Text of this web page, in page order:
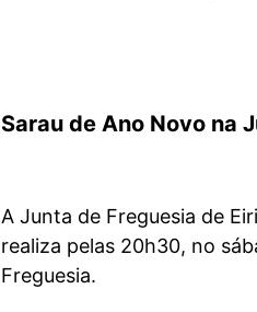
Sarau de Ano Novo na
A Junta de Freguesia de
realiza pelas 20h30, no
Freguesia.